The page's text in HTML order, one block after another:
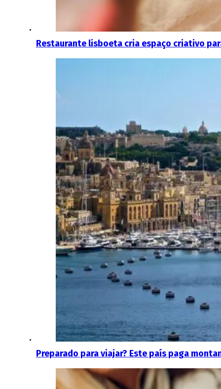
Restaurante lisboeta cria espaço criativo
Preparado para viajar? Este país paga